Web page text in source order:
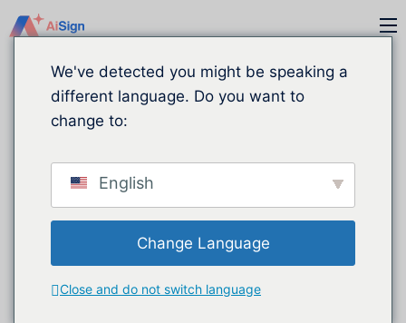
Inhalt
JULI
23
We've detected you might be speaking a
different language. Do you want to
change to:
English
Change Language
Close and do not switch language